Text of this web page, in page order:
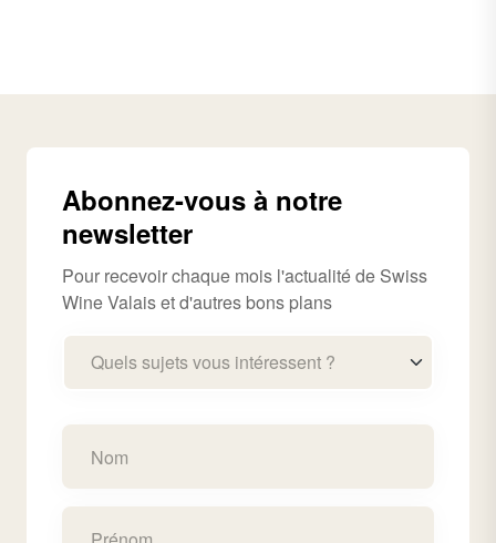
Abonnez-vous à notre
newsletter
Pour recevoir chaque mois l'actualité de Swiss
Wine Valais et d'autres bons plans
Quels sujets vous intéressent ?